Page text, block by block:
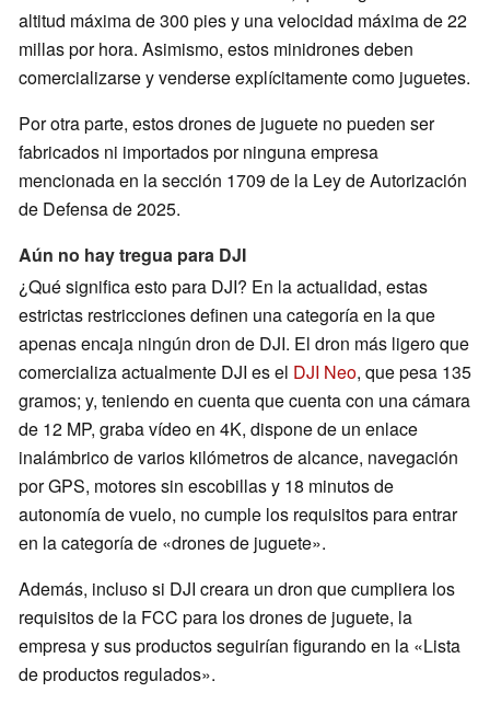
altitud máxima de 300 pies y una velocidad máxima de 22
millas por hora. Asimismo, estos minidrones deben
comercializarse y venderse explícitamente como juguetes.
Por otra parte, estos drones de juguete no pueden ser
fabricados ni importados por ninguna empresa
mencionada en la sección 1709 de la Ley de Autorización
de Defensa de 2025.
Aún no hay tregua para DJI
¿Qué significa esto para DJI? En la actualidad, estas
estrictas restricciones definen una categoría en la que
apenas encaja ningún dron de DJI. El dron más ligero que
comercializa actualmente DJI es el DJI Neo, que pesa 135
gramos; y, teniendo en cuenta que cuenta con una cámara
de 12 MP, graba vídeo en 4K, dispone de un enlace
inalámbrico de varios kilómetros de alcance, navegación
por GPS, motores sin escobillas y 18 minutos de
autonomía de vuelo, no cumple los requisitos para entrar
en la categoría de «drones de juguete».
Además, incluso si DJI creara un dron que cumpliera los
requisitos de la FCC para los drones de juguete, la
empresa y sus productos seguirían figurando en la «Lista
de productos regulados».